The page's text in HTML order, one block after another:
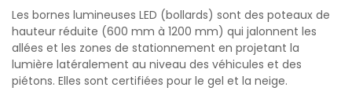
Les bornes lumineuses LED (bollards) sont des poteaux de
hauteur réduite (600 mm à 1200 mm) qui jalonnent les
allées et les zones de stationnement en projetant la
lumière latéralement au niveau des véhicules et des
piétons. Elles sont certifiées pour le gel et la neige.